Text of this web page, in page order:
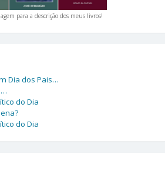
para a descrição dos meus livros!
Dia dos Pais…
do Dia
do Dia